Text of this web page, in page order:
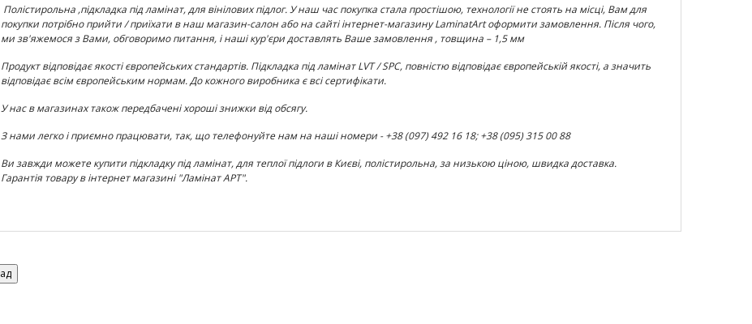
Полістирольна ,підкладка підламінат,для вінілових підлог.У наш час покупка стала простішою, технології не стоять на місці, Вам для
покупки потрібно прийти / приїхати в наш магазин-салон або на сайті інтернет-магазину LaminatArt оформити замовлення. Після чого,
ми зв'яжемося з Вами, обговоримо питання, і наші кур'єри доставлять Ваше замовлення , товщина – 1,5 мм
Продукт відповідає якості європейських стандартів. Підкладка під ламінат LVT / SPC, повністю відповідає європейській якості, а значить
відповідає всім європейським нормам. До кожного виробника є всі сертифікати.
У нас в магазинах також передбачені хороші знижки від обсягу.
З нами легко і приємно працювати, так, що телефонуйте нам на наші номери - +38 (097) 492 16 18; +38 (095) 315 00 88
Ви завжди можете купити підкладку під ламінат, для теплої підлоги в Києві, полістирольна, за низькою ціною, швидка доставка.
Гарантія товару в інтернет магазині "Ламінат АРТ".